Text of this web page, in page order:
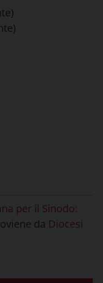
per il Sinodo:
da Diocesi